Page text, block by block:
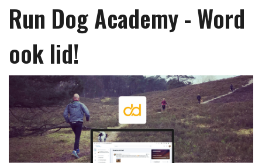
Run Dog Academy - Word
ook lid!